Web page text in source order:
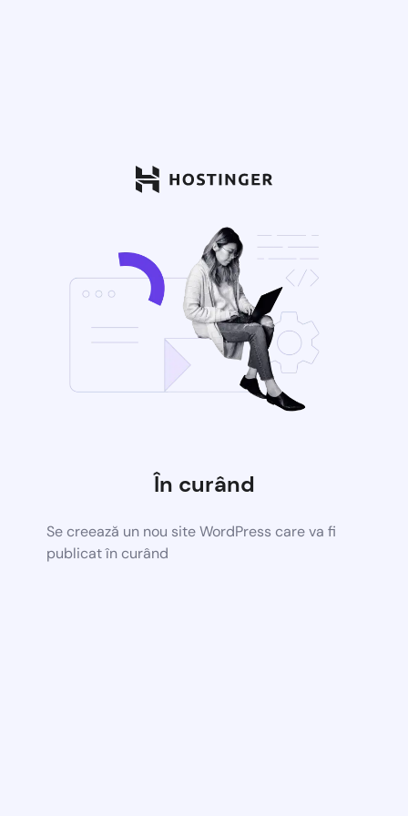
În curând
Se creează un nou site WordPress care va fi
publicat în curând